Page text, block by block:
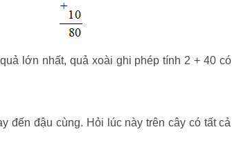
lớn nhất, quả xoài ghi phép tính 2 + 40 có
đến đậu cùng. Hỏi lúc này trên cây có tất cả